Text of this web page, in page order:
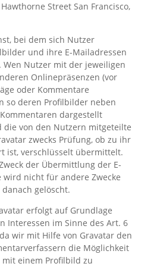
Street San Francisco,
bei dem sich Nutzer
und ihre E-Mailadressen
Nutzer mit der jeweiligen
Onlinepräsenzen (vor
oder Kommentare
so deren Profilbilder neben
dargestellt
die von den Nutzern mitgeteilte
zwecks Prüfung, ob zu ihr
ist, verschlüsselt übermittelt.
der Übermittlung der E-
wird nicht für andere Zwecke
gelöscht.
erfolgt auf Grundlage
Interessen im Sinne des Art. 6
wir mit Hilfe von Gravatar den
die Möglichkeit
einem Profilbild zu